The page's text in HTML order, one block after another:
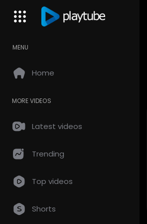
MENU
Home
MORE VIDEOS
Latest videos
Trending
Top videos
Shorts